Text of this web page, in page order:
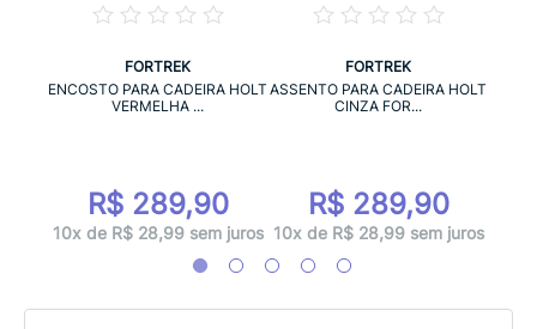
FORTREK
ENCOSTO PARA CADEIRA HOLT
VERMELHA ...
R$ 289,90
10x de R$ 28,99 sem juros
FORTREK
ASSENTO PARA CADEIRA HOLT
CINZA FOR...
R$ 289,90
10x de R$ 28,99 sem juros